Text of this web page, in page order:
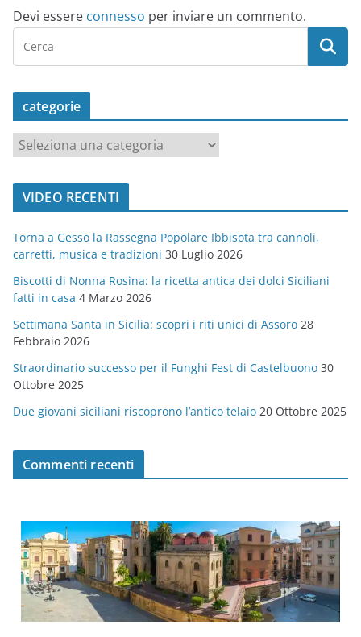
Devi essere connesso per inviare un commento.
categorie
a
t
o
r
i
e
VIDEO RECENTI
Torna a Gesso la Rassegna Popolare Ibbisota tra cannoli,
carretti, musica e tradizioni 30 Luglio 2026
Biscotti di Nonna Rosina: la ricetta antica dei dolci Siciliani
fatti in casa 4 Marzo 2026
Settimana Santa in Sicilia: scopri i riti unici di Assoro 28
Febbraio 2026
Straordinario successo per il Funghi Fest di Castelbuono 30
Ottobre 2025
Due giovani siciliani riscoprono l’antico telaio 20 Ottobre 2025
Commenti recenti